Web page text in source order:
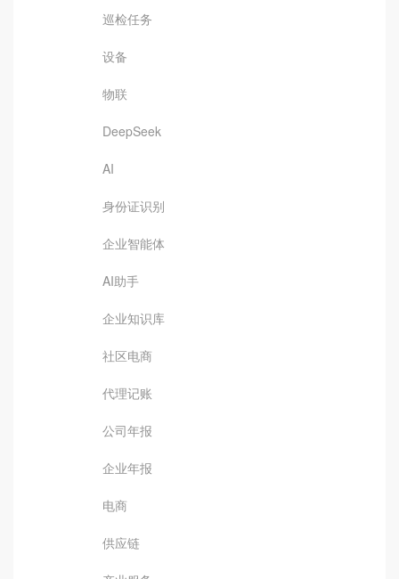
巡检任务
设备
物联
DeepSeek
AI
身份证识别
企业智能体
AI助手
企业知识库
社区电商
代理记账
公司年报
企业年报
电商
供应链